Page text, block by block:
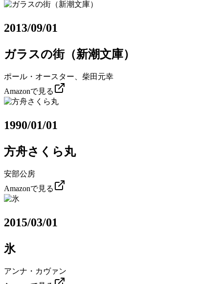
2013/09/01
ガラスの街（新潮文庫）
ポール・オースター、柴田元幸
Amazonで見る
1990/01/01
方舟さくら丸
安部公房
Amazonで見る
2015/03/01
氷
アンナ・カヴァン